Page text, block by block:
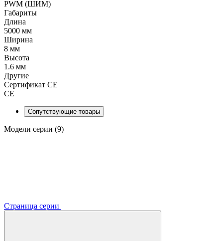
PWM (ШИМ)
Габариты
Длина
5000 мм
Ширина
8 мм
Высота
1.6 мм
Другие
Сертификат CE
CE
Сопутствующие товары
Модели серии (9)
Страница серии